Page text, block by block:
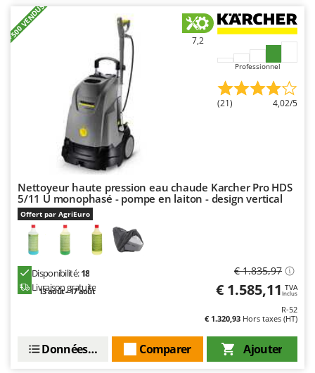
MAMMAMIA
Marina Systems
Mastercook
Masterpro
McCulloch
Michelin
Mille
Minox
Mockmill
More than chef
MOSA
MTD
+500 VENDUS 7,2
Professionnel
(21) 4,02/5
Nettoyeur haute pression eau chaude Karcher Pro HDS
5/11 U monophasé - pompe en laiton - design vertical
Offert par AgriEuro
Disponibilité:18
Livraison gratuite
13 août - 17 août
€ 1.835,97
€ 1.585,11 TVA
Inclus
R-52
€ 1.320,93 Hors taxes (HT)
Ajouter
Comparer
Données techniques